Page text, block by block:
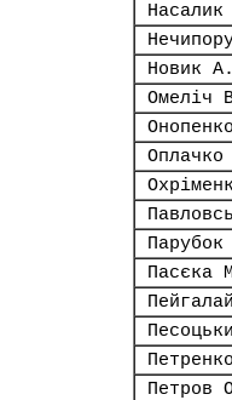
Новик
Омеліч
Пасєка
Петров